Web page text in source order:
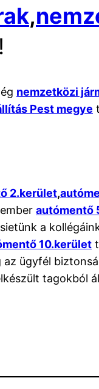
,
nemzetközi
Pest megye
2.kerület,
autómentő
a
10.kerület
ügyfél
tagokból